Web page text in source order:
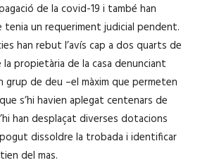
de la covid-19 i també han
un requeriment judicial pendent.
han rebut l’avís cap a dos quarts de
propietària de la casa denunciant
grup de deu –el màxim que permeten
s’hi havien aplegat centenars de
han desplaçat diverses dotacions
dissoldre la trobada i identificar
del mas.